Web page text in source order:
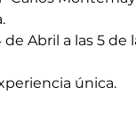
de Abril a las 5
única.